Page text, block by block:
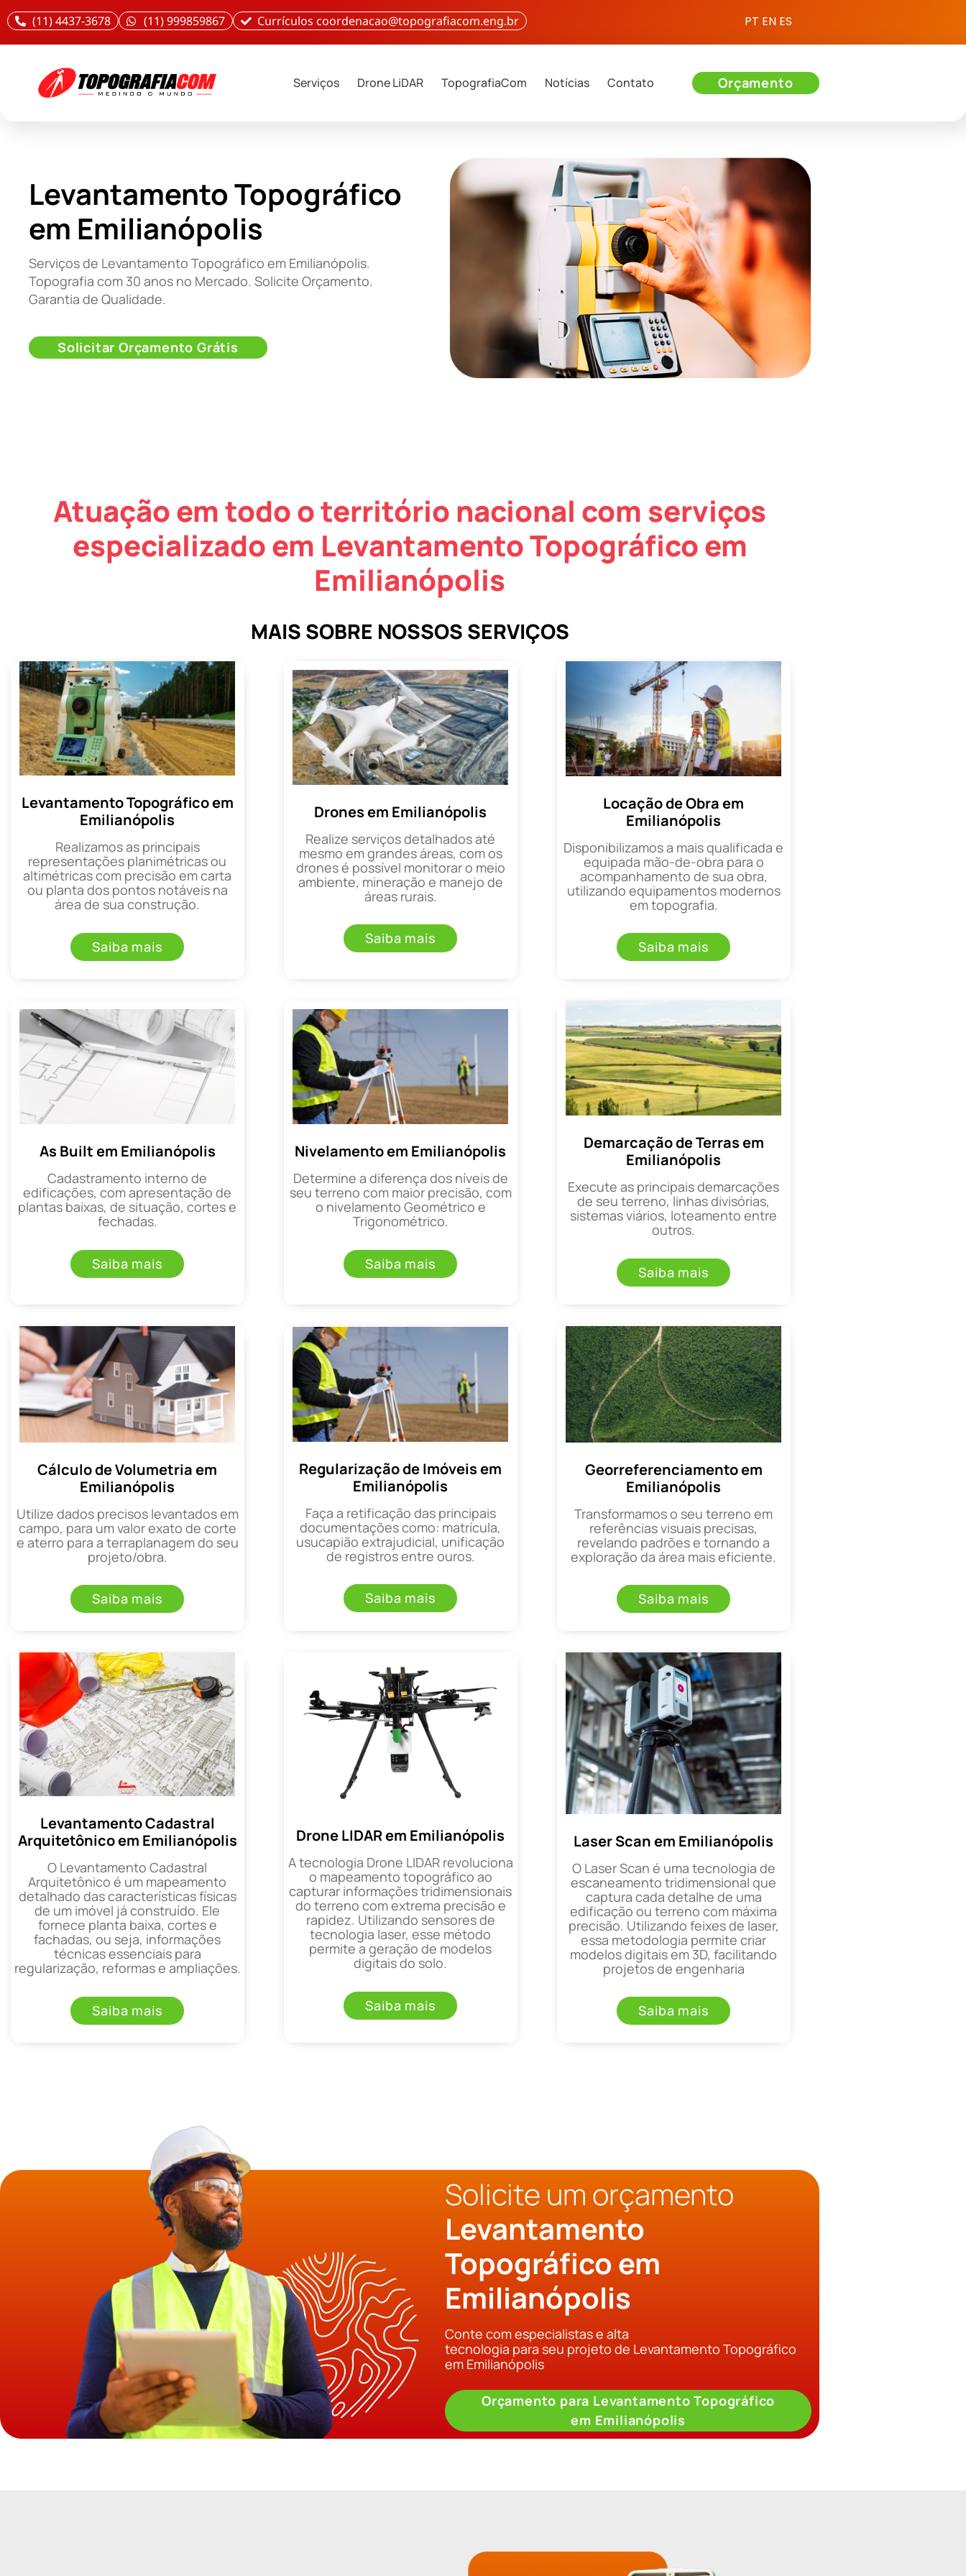
(11) 4437-3678 (11) 999859867 Currículos coordenacao@topografiacom.eng.br PT EN ES
Serviços Drone LiDAR TopografiaCom Notícias Contato Orçamento
Levantamento Topográfico
em Emilianópolis
Serviços de Levantamento Topográfico em Emilianópolis.
Topografia com 30 anos no Mercado. Solicite Orçamento.
Garantia de Qualidade.
Solicitar Orçamento Grátis
Atuação em todo o território nacional com serviços
especializado em Levantamento Topográfico em
Emilianópolis
MAIS SOBRE NOSSOS SERVIÇOS
Levantamento Topográfico em
Emilianópolis
Realizamos as principais
representações planimétricas ou
altimétricas com precisão em carta
ou planta dos pontos notáveis na
área de sua construção.
Saiba mais
Drones em Emilianópolis
Realize serviços detalhados até
mesmo em grandes áreas, com os
drones é possível monitorar o meio
ambiente, mineração e manejo de
áreas rurais.
Saiba mais
Locação de Obra em
Emilianópolis
Disponibilizamos a mais qualificada e
equipada mão-de-obra para o
acompanhamento de sua obra,
utilizando equipamentos modernos
em topografia.
Saiba mais
As Built em Emilianópolis
Cadastramento interno de
edificações, com apresentação de
plantas baixas, de situação, cortes e
fechadas.
Saiba mais
Nivelamento em Emilianópolis
Determine a diferença dos níveis de
seu terreno com maior precisão, com
o nivelamento Geométrico e
Trigonométrico.
Saiba mais
Demarcação de Terras em
Emilianópolis
Execute as principais demarcações
de seu terreno, linhas divisórias,
sistemas viários, loteamento entre
outros.
Saiba mais
Cálculo de Volumetria em
Emilianópolis
Utilize dados precisos levantados em
campo, para um valor exato de corte
e aterro para a terraplanagem do seu
projeto/obra.
Saiba mais
Regularização de Imóveis em
Emilianópolis
Faça a retificação das principais
documentações como: matrícula,
usucapião extrajudicial, unificação
de registros entre ouros.
Saiba mais
Georreferenciamento em
Emilianópolis
Transformamos o seu terreno em
referências visuais precisas,
revelando padrões e tornando a
exploração da área mais eficiente.
Saiba mais
Levantamento Cadastral
Arquitetônico em Emilianópolis
O Levantamento Cadastral
Arquitetônico é um mapeamento
detalhado das características físicas
de um imóvel já construído. Ele
fornece planta baixa, cortes e
fachadas, ou seja, informações
técnicas essenciais para
regularização, reformas e ampliações.
Saiba mais
Drone LIDAR em Emilianópolis
A tecnologia Drone LIDAR revoluciona
o mapeamento topográfico ao
capturar informações tridimensionais
do terreno com extrema precisão e
rapidez. Utilizando sensores de
tecnologia laser, esse método
permite a geração de modelos
digitais do solo.
Saiba mais
Laser Scan em Emilianópolis
O Laser Scan é uma tecnologia de
escaneamento tridimensional que
captura cada detalhe de uma
edificação ou terreno com máxima
precisão. Utilizando feixes de laser,
essa metodologia permite criar
modelos digitais em 3D, facilitando
projetos de engenharia
Saiba mais
Solicite um orçamento
Levantamento
Topográfico em
Emilianópolis
Conte com especialistas e alta
tecnologia para seu projeto de Levantamento Topográfico
em Emilianópolis
Orçamento para Levantamento Topográfico
em Emilianópolis